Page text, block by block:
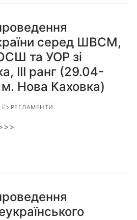
серед ШВСМ,
та УОР зі
ІІІ ранг (29.04-
Нова Каховка)
РЕГЛАМЕНТИ